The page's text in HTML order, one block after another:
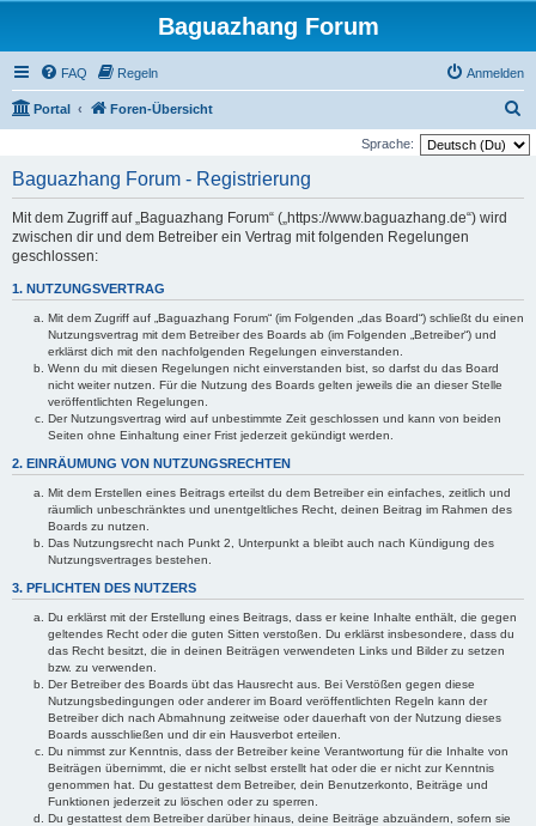
Baguazhang Forum
FAQ Regeln Anmelden
Portal Foren-Übersicht
u
Sprache:
Baguazhang Forum - Registrierung
Mit dem Zugriff auf „Baguazhang Forum“ („https://www.baguazhang.de“) wird
zwischen dir und dem Betreiber ein Vertrag mit folgenden Regelungen
geschlossen:
1. NUTZUNGSVERTRAG
Mit dem Zugriff auf „Baguazhang Forum“ (im Folgenden „das Board“) schließt du einen
Nutzungsvertrag mit dem Betreiber des Boards ab (im Folgenden „Betreiber“) und
erklärst dich mit den nachfolgenden Regelungen einverstanden.
Wenn du mit diesen Regelungen nicht einverstanden bist, so darfst du das Board
nicht weiter nutzen. Für die Nutzung des Boards gelten jeweils die an dieser Stelle
veröffentlichten Regelungen.
Der Nutzungsvertrag wird auf unbestimmte Zeit geschlossen und kann von beiden
Seiten ohne Einhaltung einer Frist jederzeit gekündigt werden.
2. EINRÄUMUNG VON NUTZUNGSRECHTEN
Mit dem Erstellen eines Beitrags erteilst du dem Betreiber ein einfaches, zeitlich und
räumlich unbeschränktes und unentgeltliches Recht, deinen Beitrag im Rahmen des
Boards zu nutzen.
Das Nutzungsrecht nach Punkt 2, Unterpunkt a bleibt auch nach Kündigung des
Nutzungsvertrages bestehen.
3. PFLICHTEN DES NUTZERS
Du erklärst mit der Erstellung eines Beitrags, dass er keine Inhalte enthält, die gegen
geltendes Recht oder die guten Sitten verstoßen. Du erklärst insbesondere, dass du
das Recht besitzt, die in deinen Beiträgen verwendeten Links und Bilder zu setzen
bzw. zu verwenden.
Der Betreiber des Boards übt das Hausrecht aus. Bei Verstößen gegen diese
Nutzungsbedingungen oder anderer im Board veröffentlichten Regeln kann der
Betreiber dich nach Abmahnung zeitweise oder dauerhaft von der Nutzung dieses
Boards ausschließen und dir ein Hausverbot erteilen.
Du nimmst zur Kenntnis, dass der Betreiber keine Verantwortung für die Inhalte von
Beiträgen übernimmt, die er nicht selbst erstellt hat oder die er nicht zur Kenntnis
genommen hat. Du gestattest dem Betreiber, dein Benutzerkonto, Beiträge und
Funktionen jederzeit zu löschen oder zu sperren.
Du gestattest dem Betreiber darüber hinaus, deine Beiträge abzuändern, sofern sie